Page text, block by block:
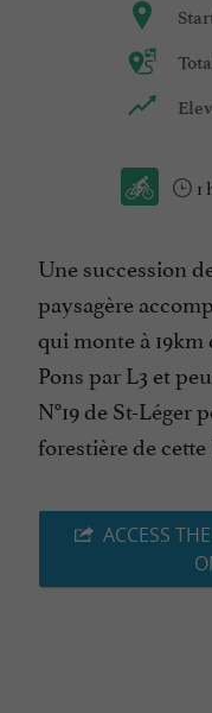
1
Une succession
paysagère
qui monte à
Pons par L3 et
N°19 de St-
forestière de cette
ACCESS